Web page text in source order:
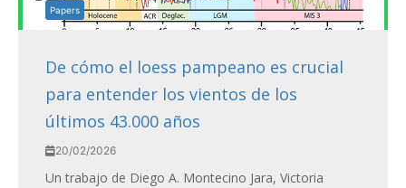
Papers
De cómo el loess pampeano es crucial
para entender los vientos de los
últimos 43.000 años
20/02/2026
Un trabajo de Diego A. Montecino Jara, Victoria